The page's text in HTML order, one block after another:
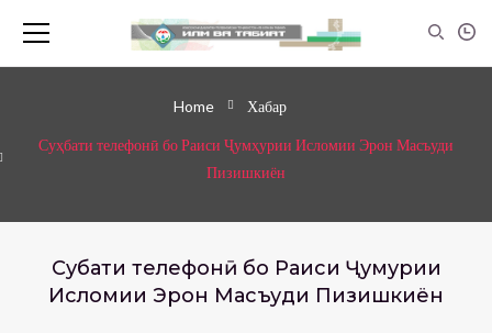
Home Хабар
Суҳбати телефонӣ бо Раиси Ҷумҳурии Исломии Эрон Масъуди
Пизишкиён
Суҳбати телефонӣ бо Раиси Ҷумҳурии
Исломии Эрон Масъуди Пизишкиён